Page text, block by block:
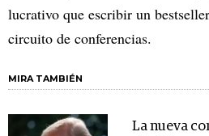
lucrativo que escribir un
circuito de conferencias.
MIRA TAMBIÉN
La nueva